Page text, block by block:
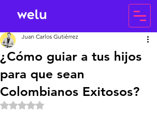
¿Cómo guiar a tus hijos
para que sean
Colombianos Exitosos?
Juan Carlos Gutiérrez
Obtuvo NaN de 5 estrellas.